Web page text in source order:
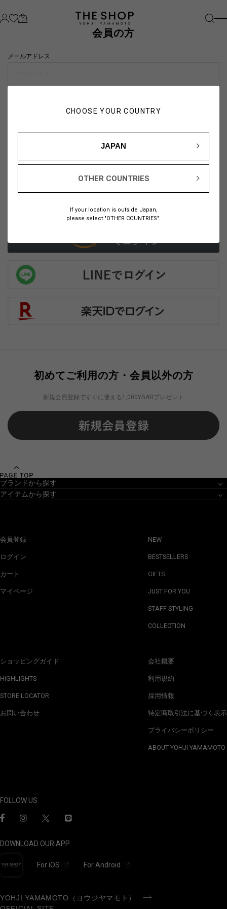
CHOOSE YOUR COUNTRY
JAPAN
OTHER COUNTRIES
If your location is outside Japan,
please select "OTHER COUNTRIES".
0
会員の方
メールアドレス
こちら
または
初めてご利用の方・会員以外の方
新規会員登録ですぐに使える1,000YBARプレゼント
ブランドから探す
アイテムから探す
会員登録
ログイン
カート
マイページ
ショッピングガイド
HIGHLIGHTS
STORE LOCATOR
お問い合わせ
NEW
BESTSELLERS
GIFTS
JUST FOR YOU
STAFF STYLING
COLLECTION
会社概要
利用規約
採用情報
特定商取引法に基づく表示
プライバシーポリシー
ABOUT YOHJI YAMAMOTO
FOLLOW US
DOWNLOAD OUR APP
For iOS For Android
YOHJI YAMAMOTO（ヨウジヤマモト）